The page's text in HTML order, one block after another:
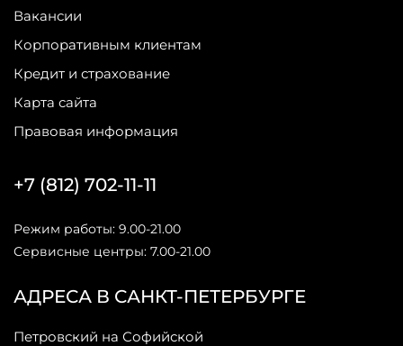
Вакансии
Корпоративным клиентам
Кредит и страхование
Карта сайта
Правовая информация
АДРЕСА В САНКТ-ПЕТЕРБУРГЕ
Петровский на Софийской
+7 (812) 702-11-11
Режим работы: 9.00-21.00
Сервисные центры: 7.00-21.00